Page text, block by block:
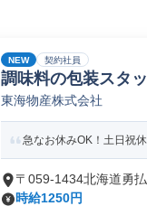
NEW 契約社員
調味料の包装スタ
東海物産株式会社
急なお休みOK！土日祝
〒059-1434北海道勇
時給1250円